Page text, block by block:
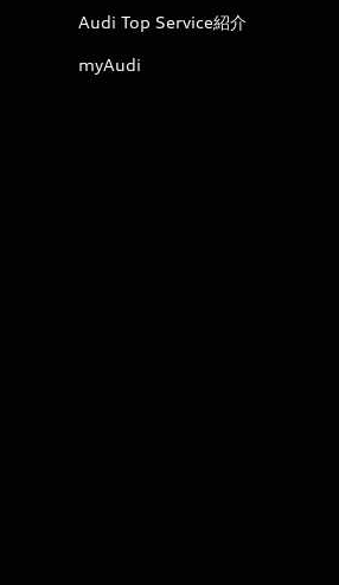
Audi Top Service紹介
myAudi